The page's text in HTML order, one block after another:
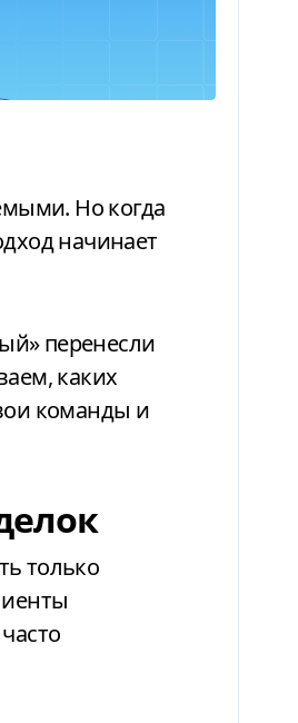
начинает
перенесли
каких
команды и